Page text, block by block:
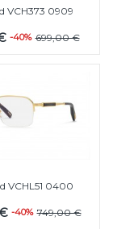
VCH373 0909
-40% 699,00 €
VCHL51 0400
-40% 749,00 €